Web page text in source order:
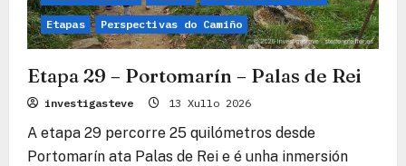
Etapas Perspectivas do Camiño
Etapa 29 – Portomarín – Palas de Rei
investigasteve 13 Xullo 2026
A etapa 29 percorre 25 quilómetros desde
Portomarín ata Palas de Rei e é unha inmersión